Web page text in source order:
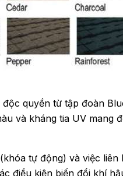
PCCC NGUYÊN CỤM
độc quyền từ tập đoàn
và kháng tia UV
tự động) và việc
điều kiện biến đổi khí